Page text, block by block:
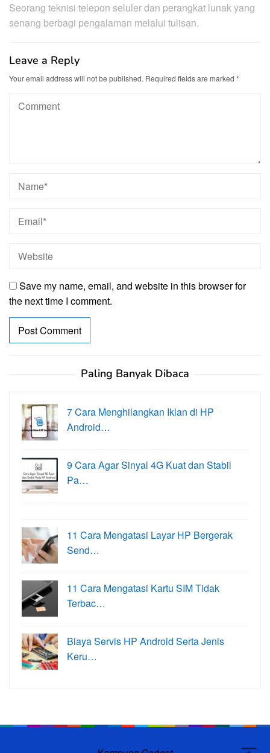
Seorang teknisi telepon seluler dan perangkat lunak yang
senang berbagi pengalaman melalui tulisan.
Leave a Reply
Your email address will not be published. Required fields are marked *
Save my name, email, and website in this browser for
the next time I comment.
Paling Banyak Dibaca
7 Cara Menghilangkan Iklan di HP
Android…
9 Cara Agar Sinyal 4G Kuat dan Stabil
Pa…
11 Cara Mengatasi Layar HP Bergerak
Send…
11 Cara Mengatasi Kartu SIM Tidak
Terbac…
Biaya Servis HP Android Serta Jenis
Keru…